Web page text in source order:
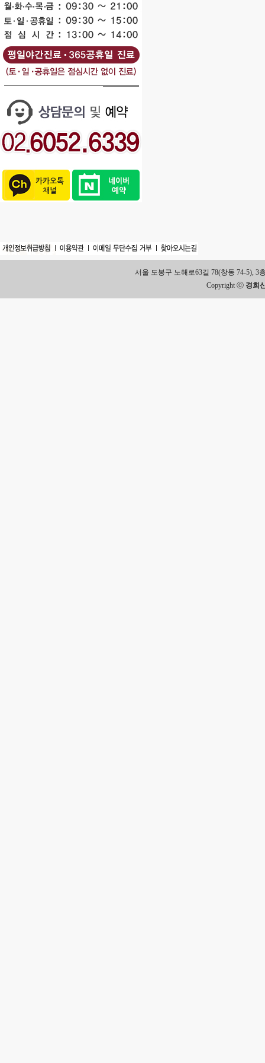
서울 도봉구 노해로63길 78(창동 74-5), 3
Copyright ⓒ 경희